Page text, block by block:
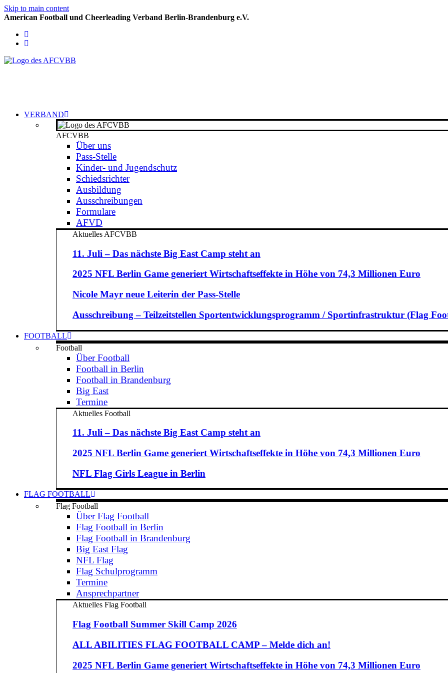
Skip to main content
American Football und Cheerleading Verband Berlin-Brandenburg e.V.
VERBAND
AFCVBB
Über uns
Pass-Stelle
Kinder- und Jugendschutz
Schiedsrichter
Ausbildung
Ausschreibungen
Formulare
AFVD
Aktuelles AFCVBB
11. Juli – Das nächste Big East Camp steht an
2025 NFL Berlin Game generiert Wirtschaftseffekte in Höhe von 74,3 Millionen Euro
Nicole Mayr neue Leiterin der Pass-Stelle
Ausschreibung – Teilzeitstellen Sportentwicklungsprogramm / Sportinfrastruktur (Flag
FOOTBALL
Football
Über Football
Football in Berlin
Football in Brandenburg
Big East
Termine
Aktuelles Football
11. Juli – Das nächste Big East Camp steht an
2025 NFL Berlin Game generiert Wirtschaftseffekte in Höhe von 74,3 Millionen Euro
NFL Flag Girls League in Berlin
FLAG FOOTBALL
Flag Football
Über Flag Football
Flag Football in Berlin
Flag Football in Brandenburg
Big East Flag
NFL Flag
Flag Schulprogramm
Termine
Ansprechpartner
Aktuelles Flag Football
Flag Football Summer Skill Camp 2026
ALL ABILITIES FLAG FOOTBALL CAMP – Melde dich an!
2025 NFL Berlin Game generiert Wirtschaftseffekte in Höhe von 74,3 Millionen Euro